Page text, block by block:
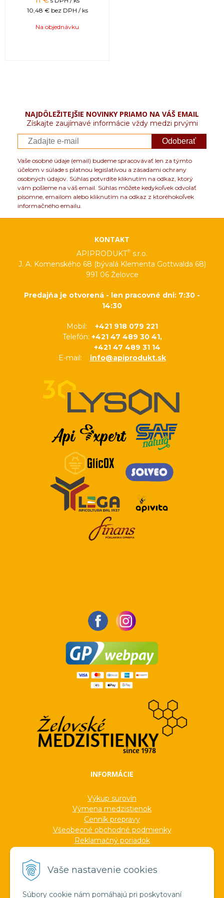
Vaše nastavenie cookies
Súbory cookie nám pomáhajú pri poskytovaní
10,48 € bez DPH / ks
Na objednávku
NAJDÔLEŽITEJŠIE NOVINKY PRIAMO NA VÁŠ EMAIL
Získajte zaujímavé informácie vždy medzi prvými
Odoberať
Vaše osobné údaje (email) budeme spracovávať len za týmto
účelom v súlade s platnou legislatívou a zásadami ochrany
osobných údajov. Súhlas potvrdíte kliknutím na odkaz, ktorý
vám pošleme na váš email. Súhlas môžete kedykoľvek odvolať
písomne, emailom alebo kliknutím na odkaz z ktoréhokoľvek
informačného emailu.
KONTAKT
APIPRODUKT® s.r.o.
J. A. Komenského 68 (bývalá Klementa Gottwalda 68)
991 06 Želovce
Predajňa je otvorená - len pracovné dni: 7:30 -
14:30
Mobil: +421 918 079 221
Telefón: +421 47 489 30 41,
+421 47 489 31 14
E-mail: info@apiprodukt.sk
INFORMÁCIE
Výkup surovín
Výmena medzistienok
Cenník prepravy
Všeobecné obchodné podmienky
Reklamačný poriadok
Formuláre
Ocenenia